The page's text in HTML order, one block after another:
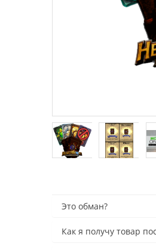
Это обман?
Как я получу товар